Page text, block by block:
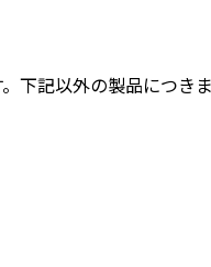
下記以外の製品につきま